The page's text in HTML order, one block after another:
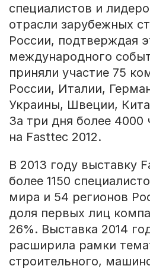
специалистов и
отрасли зарубежных
России, подтверждая
международного
приняли участие 75
России, Италии,
Украины, Швеции,
За три дня более 4000
на Fasttec 2012.
В 2013 году выставку
более 1150
мира и 54 регионов
доля первых лиц
26%. Выставка 2014
расширила рамки
строительного,